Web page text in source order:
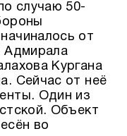
случаю 50-
от
Адмирала
Кургана
Сейчас от неё
Один из
Объект
во